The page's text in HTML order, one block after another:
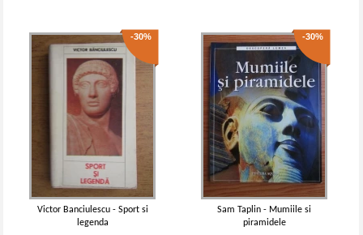
-30%
Victor Banciulescu - Sport si
legenda
-30%
Sam Taplin - Mumiile si
piramidele